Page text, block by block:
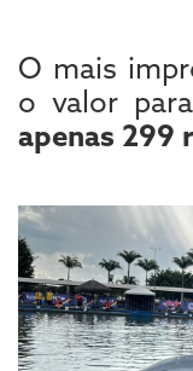
O mais
o valor
apenas 299